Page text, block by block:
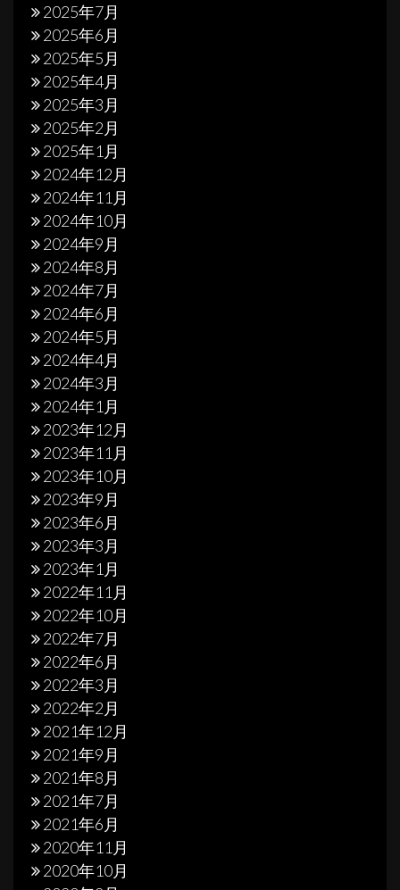
2025年7月
2025年6月
2025年5月
2025年4月
2025年3月
2025年2月
2025年1月
2024年12月
2024年11月
2024年10月
2024年9月
2024年8月
2024年7月
2024年6月
2024年5月
2024年4月
2024年3月
2024年1月
2023年12月
2023年11月
2023年10月
2023年9月
2023年6月
2023年3月
2023年1月
2022年11月
2022年10月
2022年7月
2022年6月
2022年3月
2022年2月
2021年12月
2021年9月
2021年8月
2021年7月
2021年6月
2020年11月
2020年10月